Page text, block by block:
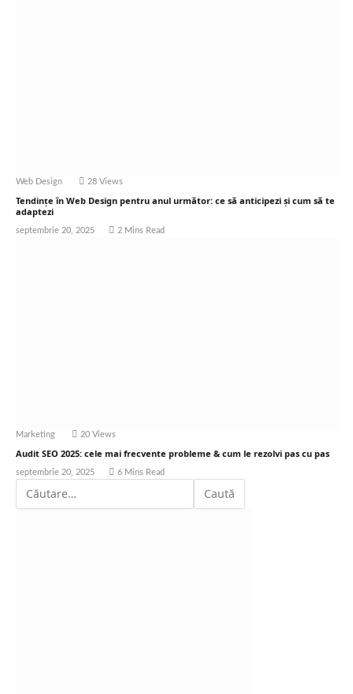
Web Design 28 Views
Tendințe în Web Design pentru anul următor: ce să anticipezi și cum să te
adaptezi
septembrie 20, 2025 2 Mins Read
Marketing 20 Views
Audit SEO 2025: cele mai frecvente probleme & cum le rezolvi pas cu pas
septembrie 20, 2025 6 Mins Read